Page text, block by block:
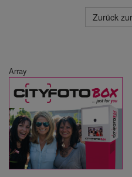
Zurück
Array